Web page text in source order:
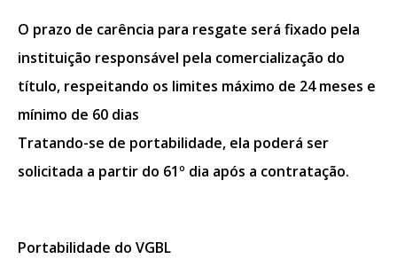
O prazo de carência para resgate será fixado pela
instituição responsável pela comercialização do
título, respeitando os limites máximo de 24 meses e
mínimo de 60 dias
Tratando-se de portabilidade, ela poderá ser
solicitada a partir do 61º dia após a contratação.
Portabilidade do VGBL